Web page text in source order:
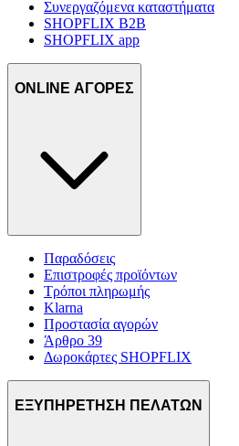
Συνεργαζόμενα καταστήματα
SHOPFLIX B2B
SHOPFLIX app
ONLINE ΑΓΟΡΕΣ
Παραδόσεις
Επιστροφές προϊόντων
Τρόποι πληρωμής
Klarna
Προστασία αγορών
Άρθρο 39
Δωροκάρτες SHOPFLIX
ΕΞΥΠΗΡΕΤΗΣΗ ΠΕΛΑΤΩΝ